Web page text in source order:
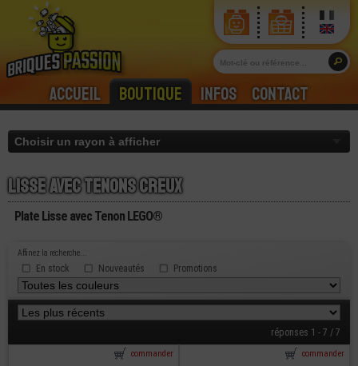
Accueil Boutique Infos Contact
Lisse avec tenons creux
Plate Lisse avec Tenon LEGO®
Affinez la recherche...
En stock Nouveautés Promotions
réponses 1 - 7 / 7
commander commander